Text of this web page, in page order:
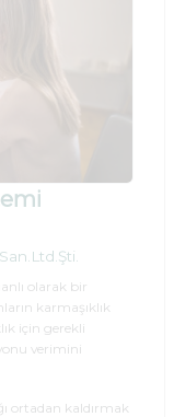
olarak bir
karmaşıklık
için gerekli
verimini
ortadan kaldırmak